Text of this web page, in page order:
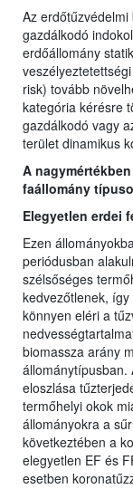
Az
gazdálkodó
erdőállomány
risk) tovább
kategória kérésre
gazdálkodó vagy
terület dinamikus
A
faállomány
Elegyetlen erdei
Ezen
periódusban
szélsőséges
kedvezőtlenek,
könnyen eléri a
biomassza arány
állománytípusban.
eloszlása
termőhelyi okok
állományokra a
következtében a
elegyetlen EF és
esetben